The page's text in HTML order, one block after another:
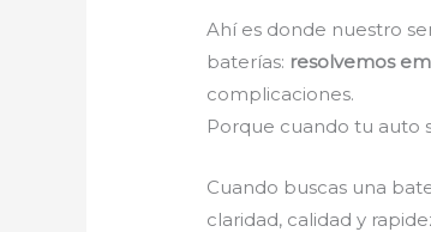
Ahí es donde nuestro
baterías: resolvemos
complicaciones.
Porque cuando tu auto
Cuando buscas una
claridad, calidad y